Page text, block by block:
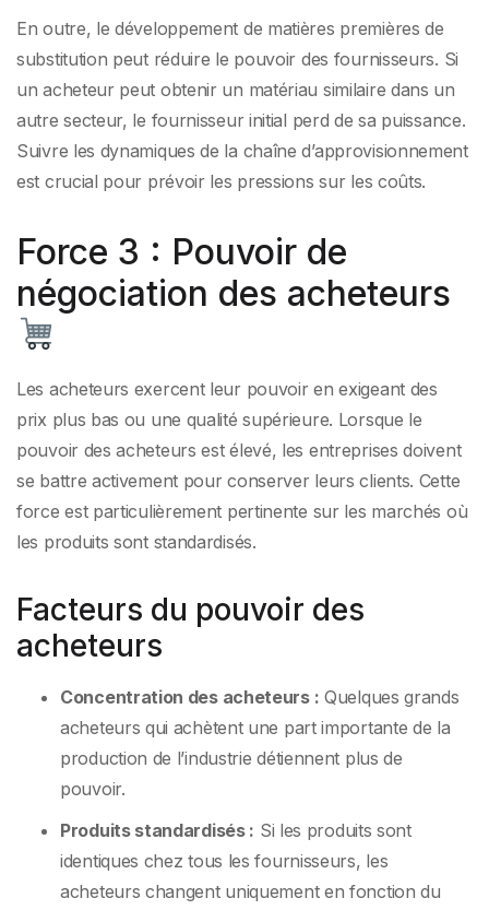
En outre, le développement de matières premières de
substitution peut réduire le pouvoir des fournisseurs. Si
un acheteur peut obtenir un matériau similaire dans un
autre secteur, le fournisseur initial perd de sa puissance.
Suivre les dynamiques de la chaîne d’approvisionnement
est crucial pour prévoir les pressions sur les coûts.
Force 3 : Pouvoir de
négociation des acheteurs
Les acheteurs exercent leur pouvoir en exigeant des
prix plus bas ou une qualité supérieure. Lorsque le
pouvoir des acheteurs est élevé, les entreprises doivent
se battre activement pour conserver leurs clients. Cette
force est particulièrement pertinente sur les marchés où
les produits sont standardisés.
Facteurs du pouvoir des
acheteurs
Concentration des acheteurs : Quelques grands
acheteurs qui achètent une part importante de la
production de l’industrie détiennent plus de
pouvoir.
Produits standardisés : Si les produits sont
identiques chez tous les fournisseurs, les
acheteurs changent uniquement en fonction du